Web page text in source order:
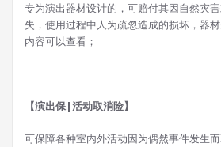
专为演出器材设计的，可赔付其因自然灾
失，使用过程中人为疏忽造成的损坏，器
内容可以查看；
【演出保|活动取消险】
可保障各种室内外活动因为偶然事件发生而